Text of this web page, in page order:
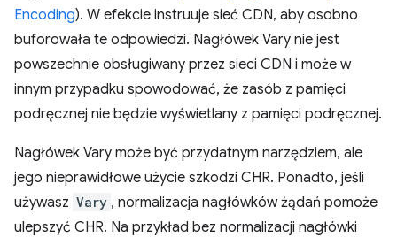
Encoding). W efekcie instruuje sieć CDN, aby osobno
buforowała te odpowiedzi. Nagłówek Vary nie jest
powszechnie obsługiwany przez sieci CDN i może w
innym przypadku spowodować, że zasób z pamięci
podręcznej nie będzie wyświetlany z pamięci podręcznej.
Nagłówek Vary może być przydatnym narzędziem, ale
jego nieprawidłowe użycie szkodzi CHR. Ponadto, jeśli
używasz Vary , normalizacja nagłówków żądań pomoże
ulepszyć CHR. Na przykład bez normalizacji nagłówki